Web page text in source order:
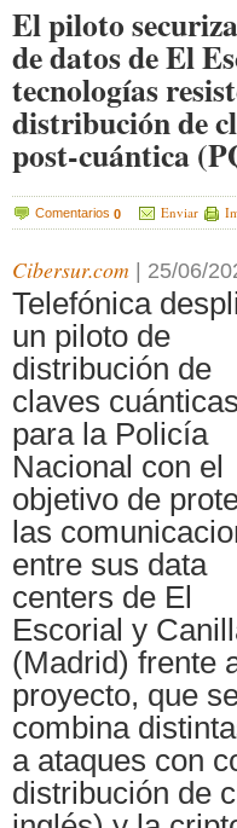
El piloto
de datos de El
tecnologías
distribución de
post-cuántica
Comentarios 0 Enviar
Cibersur.com 25/06/
Telefónica
un piloto de
distribución de
claves cuánticas
para la Policía
Nacional con el
objetivo de
las
entre sus data
centers de El
Escorial y
(Madrid) frente
proyecto, que
combina
a ataques con
distribución de